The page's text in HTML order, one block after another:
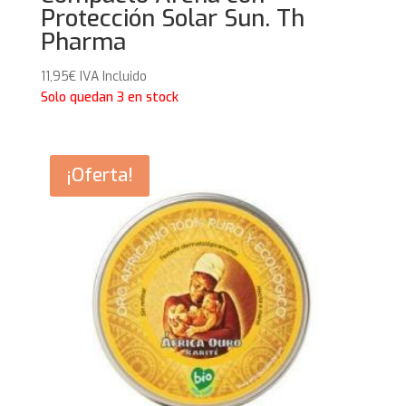
Protección Solar Sun. Th
Pharma
11,95€ IVA Incluido
Solo quedan 3 en stock
¡Oferta!